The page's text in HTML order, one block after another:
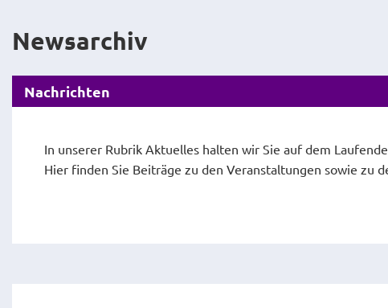
Newsarchiv
Nachrichten
In unserer Rubrik Aktuelles halten wir Sie auf dem
Hier finden Sie Beiträge zu den Veranstaltungen sowie zu